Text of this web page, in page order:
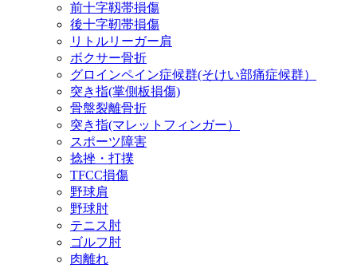
前十字靱帯損傷
後十字靭帯損傷
リトルリーガー肩
ボクサー骨折
グロインペイン症候群(そけい部痛症候群）
突き指(掌側板損傷)
骨盤裂離骨折
突き指(マレットフィンガー）
スポーツ障害
捻挫・打撲
TFCC損傷
野球肩
野球肘
テニス肘
ゴルフ肘
肉離れ